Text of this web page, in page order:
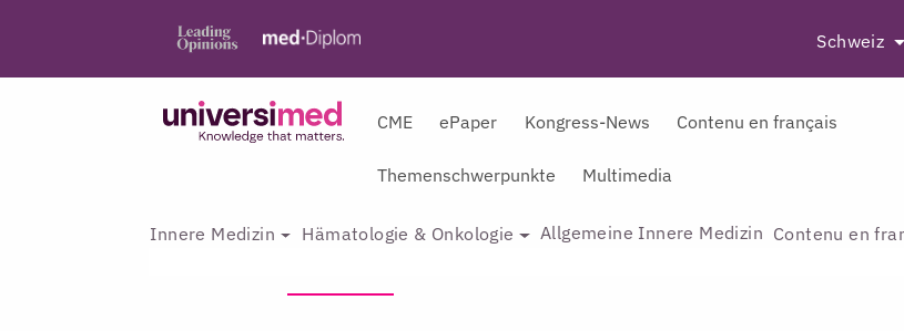
Schweiz
CME ePaper Kongress-News Contenu en français
Themenschwerpunkte Multimedia
Innere Medizin Hämatologie & Onkologie Allgemeine Innere Medizin Contenu en